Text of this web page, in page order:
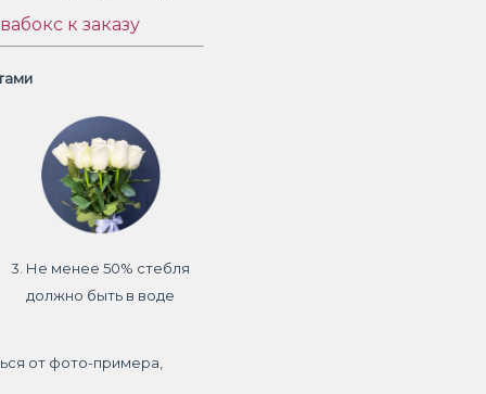
к заказу
3. Не менее 50% стебля
должно быть в воде
от фото-примера,